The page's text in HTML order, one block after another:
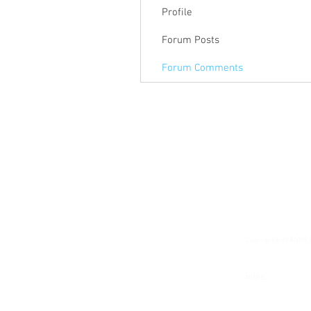
Profile
Forum Posts
Forum Comments